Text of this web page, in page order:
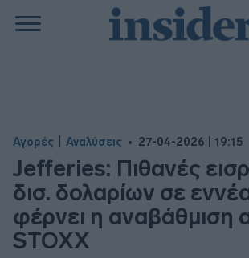
Αγορές Αναλύσεις 27-04-2026 | 19:15
Jefferies: Πιθανές
δισ. δολαρίων σε
φέρνει η αναβάθμιση
STOXX